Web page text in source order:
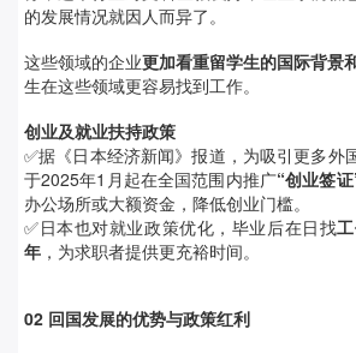
的发展情况就因人而异了。
这些领域的企业更加看重留学生的国际背景
生在这些领域更容易找到工作。
创业及就业扶持政策
✅据《日本经济新闻》报道，为吸引更多外
于2025年1月起在全国范围内推广“创业签
办公场所或大额资金，降低创业门槛。
✅日本也对就业政策优化，毕业后在日找
年 ，为求职者提供更充裕时间。
02 回国发展的优势与政策红利